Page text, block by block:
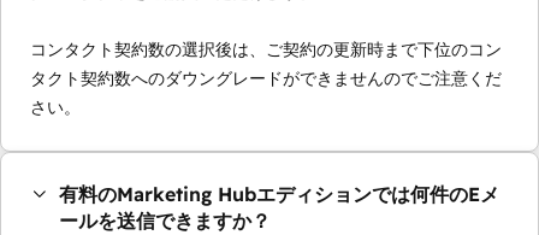
コンタクト契約数の選択後は、ご契約の更新時まで下位のコン
タクト契約数へのダウングレードができませんのでご注意くだ
さい。
有料のMarketing Hubエディションでは何件のEメ
ールを送信できますか？